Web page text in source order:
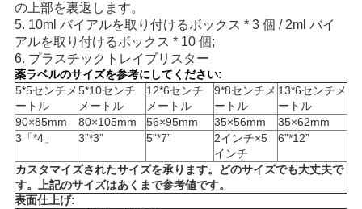
の上部を裏返します。
5. 10ml バイアルを取り付けるボックス * 3 個 / 2ml バイ
アルを取り付けるボックス * 10 個;
6. プラスチックトレイブリスター
薬ラベルのサイズを参考にしてください:
5*5センチメ
ートル
5*10センチ
メートル
12*6センチ
メートル
9*8センチメ
ートル
13*6センチメ
ートル
90×85mm
80×105mm 56×95mm 35×56mm
35×62mm
3「*4」
3”*3” 5”*7”
2インチ×5
インチ
6”*12”
カスタマイズされたサイズを承ります。どのサイズでも大丈夫で
す。上記のサイズはあくまで参考値です。
表面仕上げ: